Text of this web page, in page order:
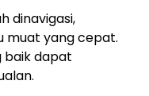
dinavigasi,
muat yang cepat.
baik dapat